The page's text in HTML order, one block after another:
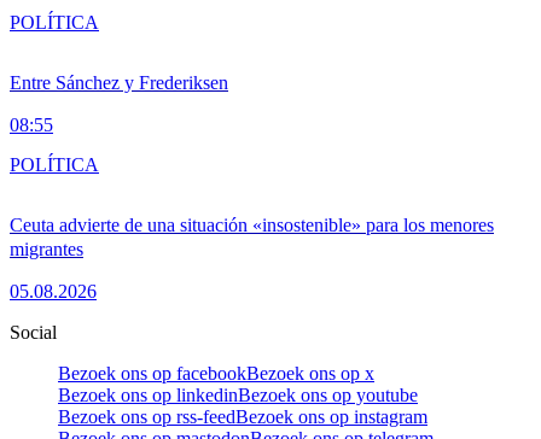
Entre Sánchez y Frederiksen
08:55
POLÍTICA
Ceuta advierte de una situación «insostenible» para los menores
migrantes
05.08.2026
POLÍTICA
Social
Bezoek ons op facebookBezoek ons op x
Bezoek ons op linkedinBezoek ons op youtube
Bezoek ons op rss-feedBezoek ons op instagram